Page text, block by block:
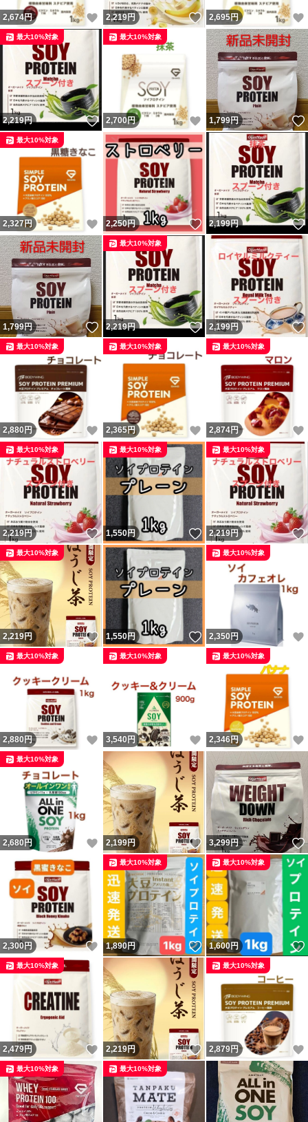
2,674円 いいね！
2,219円 いいね！
2,695円
2,219円 いいね！
最大10%対象
2,700円 いいね！
最大10%対象
1,799円
2,327円 いいね！
最大10%対象
2,250円 いいね！
2,199円
1,799円 いいね！
2,219円 いいね！
最大10%対象
2,199円
2,880円 いいね！
最大10%対象
2,365円 いいね！
最大10%対象
2,874円
最大10%対象
2,219円 いいね！
最大10%対象
1,550円 いいね！
最大10%対象
2,219円
最大10%対象
2,219円 いいね！
最大10%対象
1,550円 いいね！
2,350 円
最大10%対象
2,880 円 いいね！
最大10%対象
3,540 円 いいね！
最大10%対象
2,346円
最大10%対象
2,680 円 いいね！
最大10%対象
2,199円 いいね！
3,299円
2,300円 いいね！
1,890円 いいね！
最大10%対象
1,600円
最大10%対象
2,479円 いいね！
最大10%対象
2,219円 いいね！
2,879円
最大10%対象
最大10%対象 最大10%対象